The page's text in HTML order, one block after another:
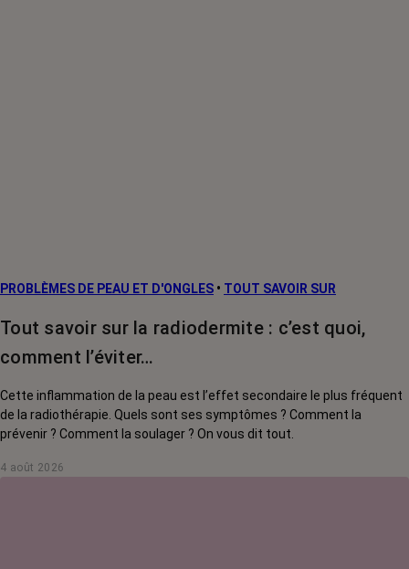
PROBLÈMES DE PEAU ET D'ONGLES • TOUT SAVOIR SUR
Tout savoir sur la radiodermite : c’est quoi,
comment l’éviter…
Cette inflammation de la peau est l’effet secondaire le plus fréquent
de la radiothérapie. Quels sont ses symptômes ? Comment la
prévenir ? Comment la soulager ? On vous dit tout.
4 août 2026